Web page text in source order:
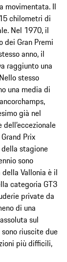
movimentata. Il
chilometri di
Nel 1970, il
dei Gran Premi
anno, il
raggiunto una
stesso
una media di
già nel
Prix
della stagione
sono
Vallonia è il
categoria GT3
private da
di una
sul
riuscite due
più difficili,